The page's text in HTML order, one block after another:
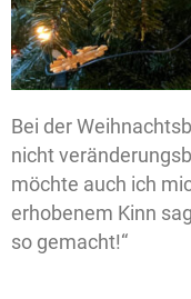
Bei der
nicht
möchte auch ich
erhobenem Kinn
so gemacht!“